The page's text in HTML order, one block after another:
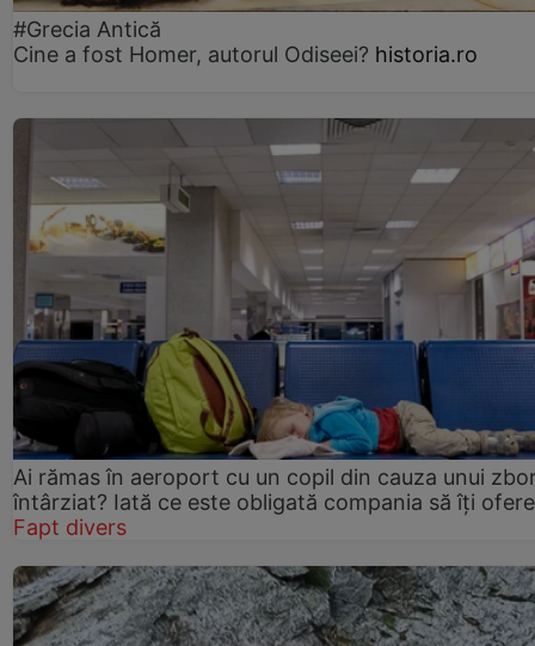
#Grecia Antică
Cine a fost Homer, autorul Odiseei? historia.ro
Ai rămas în aeroport cu un copil din cauza unui
întârziat? Iată ce este obligată compania să îți ofere
Fapt divers